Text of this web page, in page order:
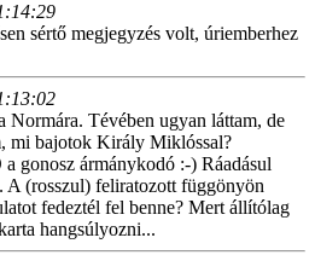
sértő megjegyzés volt, úriemberhez
Normára. Tévében ugyan láttam, de
mi bajotok Király Miklóssal?
gonosz ármánykodó :-) Ráadásul
A (rosszul) feliratozott függönyön
fedeztél fel benne? Mert állítólag
hangsúlyozni...